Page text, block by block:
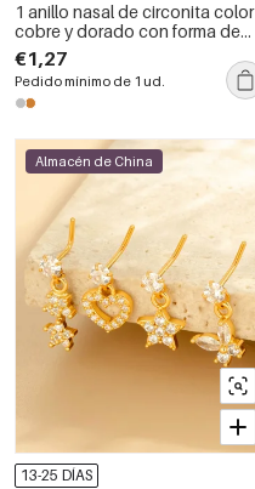
1 anillo nasal de circonita color
cobre y dorado con forma de
corazón
€1,27
Pedido mínimo de 1 ud.
Almacén de China
13-25 DÍAS